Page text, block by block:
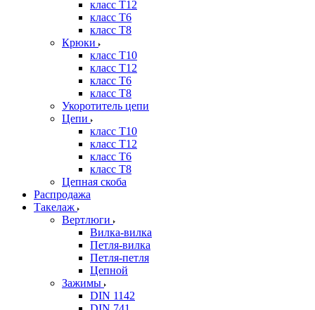
класс Т12
класс Т6
класс Т8
Крюки
класс Т10
класс Т12
класс Т6
класс Т8
Укоротитель цепи
Цепи
класс Т10
класс Т12
класс Т6
класс Т8
Цепная скоба
Распродажа
Такелаж
Вертлюги
Вилка-вилка
Петля-вилка
Петля-петля
Цепной
Зажимы
DIN 1142